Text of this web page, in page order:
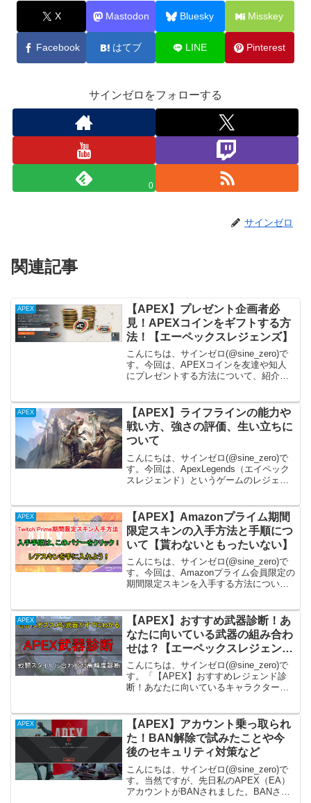
X Mastodon Bluesky Misskey
Facebook はてブ LINE Pinterest
サインゼロをフォローする
0
サインゼロ
関連記事
APEX
【APEX】プレゼント企画者必
見！APEXコインをギフトする方
法！【エーペックスレジェンズ】
こんにちは、サインゼロ(@sine_zero)で
す。今回は、APEXコインを友達や知人
にプレゼントする方法について、紹介し
さい。これからプレゼント企画を始めた
い！と...
APEX
【APEX】ライフラインの能力や
戦い方、強さの評価、生い立ちに
ついて
こんにちは、サインゼロ(@sine_zero)で
す。今回は、ApexLegends（エイペック
スレジェンド）というゲームのレジェン
ン」という女性キャラクターです。私個
人...
APEX
【APEX】Amazonプライム期間
限定スキンの入手方法と手順につ
いて【貰わないともったいない】
こんにちは、サインゼロ(@sine_zero)で
す。今回は、Amazonプライム会員限定の
期間限定スキンを入手する方法につい
にくいので、よくわからない方向けにも
1...
APEX
【APEX】おすすめ武器診断！あ
なたに向いている武器の組み合わ
せは？【エーペックスレジェン
ズ】
こんにちは、サインゼロ(@sine_zero)で
す。「【APEX】おすすめレジェンド診
断！あなたに向いているキャラクター
設問は、10問です。レジェンド診断同様
に、回答に...
APEX
【APEX】アカウント乗っ取られ
た！BAN解除で試みたことや今
後のセキュリティ対策など
こんにちは、サインゼロ(@sine_zero)で
す。当然ですが、先日私のAPEX（EA）
アカウントがBANされました。BANされ